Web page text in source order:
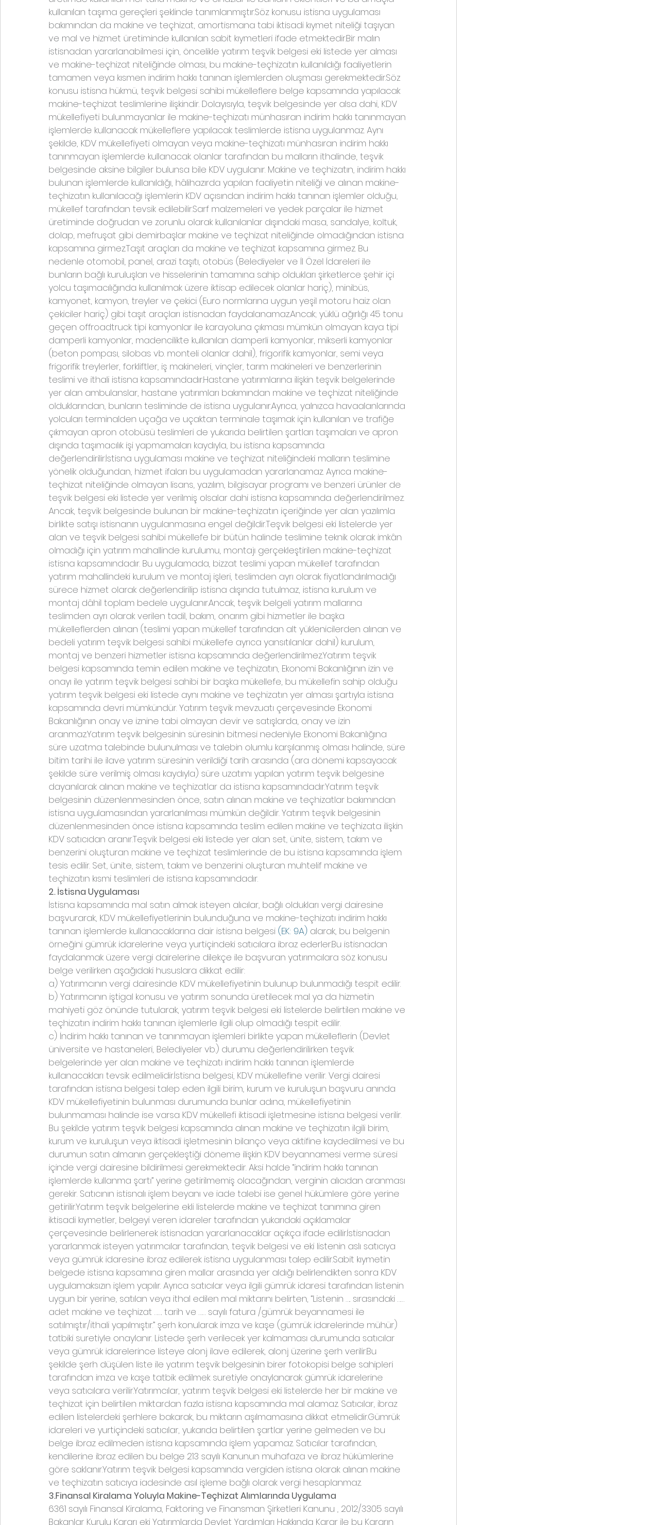
kullanılan taşıma gereçleri şeklinde tanımlanmıştır.Söz konusu istisna uygulaması
bakımından da makine ve teçhizat, amortismana tabi iktisadi kıymet niteliği taşıyan
ve mal ve hizmet üretiminde kullanılan sabit kıymetleri ifade etmektedir.Bir malın
istisnadan yararlanabilmesi için, öncelikle yatırım teşvik belgesi eki listede yer alması
ve makine-teçhizat niteliğinde olması, bu makine-teçhizatın kullanıldığı faaliyetlerin
tamamen veya kısmen indirim hakkı tanınan işlemlerden oluşması gerekmektedir.Söz
konusu istisna hükmü, teşvik belgesi sahibi mükelleflere belge kapsamında yapılacak
makine-teçhizat teslimlerine ilişkindir. Dolayısıyla, teşvik belgesinde yer alsa dahi, KDV
mükellefiyeti bulunmayanlar ile makine-teçhizatı münhasıran indirim hakkı tanınmayan
işlemlerde kullanacak mükelleflere yapılacak teslimlerde istisna uygulanmaz. Aynı
şekilde, KDV mükellefiyeti olmayan veya makine-teçhizatı münhasıran indirim hakkı
tanınmayan işlemlerde kullanacak olanlar tarafından bu malların ithalinde, teşvik
belgesinde aksine bilgiler bulunsa bile KDV uygulanır. Makine ve teçhizatın, indirim hakkı
bulunan işlemlerde kullanıldığı, hâlihazırda yapılan faaliyetin niteliği ve alınan makine-
teçhizatın kullanılacağı işlemlerin KDV açısından indirim hakkı tanınan işlemler olduğu,
mükellef tarafından tevsik edilebilir.Sarf malzemeleri ve yedek parçalar ile hizmet
üretiminde doğrudan ve zorunlu olarak kullanılanlar dışındaki masa, sandalye, koltuk,
dolap, mefruşat gibi demirbaşlar makine ve teçhizat niteliğinde olmadığından istisna
kapsamına girmez.Taşıt araçları da makine ve teçhizat kapsamına girmez. Bu
nedenle otomobil, panel, arazi taşıtı, otobüs (Belediyeler ve İl Özel İdareleri ile
bunların bağlı kuruluşları ve hisselerinin tamamına sahip oldukları şirketlerce şehir içi
yolcu taşımacılığında kullanılmak üzere iktisap edilecek olanlar hariç), minibüs,
kamyonet, kamyon, treyler ve çekici (Euro normlarına uygun yeşil motoru haiz olan
çekiciler hariç) gibi taşıt araçları istisnadan faydalanamaz.Ancak; yüklü ağırlığı 45 tonu
geçen offroadtruck tipi kamyonlar ile karayoluna çıkması mümkün olmayan kaya tipi
damperli kamyonlar, madencilikte kullanılan damperli kamyonlar, mikserli kamyonlar
(beton pompası, silobas vb. monteli olanlar dahil), frigorifik kamyonlar, semi veya
frigorifik treylerler, forkliftler, iş makineleri, vinçler, tarım makineleri ve benzerlerinin
teslimi ve ithali istisna kapsamındadır.Hastane yatırımlarına ilişkin teşvik belgelerinde
yer alan ambulanslar, hastane yatırımları bakımından makine ve teçhizat niteliğinde
olduklarından, bunların tesliminde de istisna uygulanır.Ayrıca, yalnızca havaalanlarında
yolcuları terminalden uçağa ve uçaktan terminale taşımak için kullanılan ve trafiğe
çıkmayan apron otobüsü teslimleri de yukarıda belirtilen şartları taşımaları ve apron
dışında taşımacılık işi yapmamaları kaydıyla, bu istisna kapsamında
değerlendirilir.İstisna uygulaması makine ve teçhizat niteliğindeki malların teslimine
yönelik olduğundan, hizmet ifaları bu uygulamadan yararlanamaz. Ayrıca makine-
teçhizat niteliğinde olmayan lisans, yazılım, bilgisayar programı ve benzeri ürünler de
teşvik belgesi eki listede yer verilmiş olsalar dahi istisna kapsamında değerlendirilmez.
Ancak, teşvik belgesinde bulunan bir makine-teçhizatın içeriğinde yer alan yazılımla
birlikte satışı istisnanın uygulanmasına engel değildir.Teşvik belgesi eki listelerde yer
alan ve teşvik belgesi sahibi mükellefe bir bütün halinde teslimine teknik olarak imkân
olmadığı için yatırım mahallinde kurulumu, montajı gerçekleştirilen makine-teçhizat
istisna kapsamındadır. Bu uygulamada, bizzat teslimi yapan mükellef tarafından
yatırım mahallindeki kurulum ve montaj işleri, teslimden ayrı olarak fiyatlandırılmadığı
sürece hizmet olarak değerlendirilip istisna dışında tutulmaz, istisna kurulum ve
montaj dâhil toplam bedele uygulanır.Ancak, teşvik belgeli yatırım mallarına
teslimden ayrı olarak verilen tadil, bakım, onarım gibi hizmetler ile başka
mükelleflerden alınan (teslimi yapan mükellef tarafından alt yüklenicilerden alınan ve
bedeli yatırım teşvik belgesi sahibi mükellefe ayrıca yansıtılanlar dahil) kurulum,
montaj ve benzeri hizmetler istisna kapsamında değerlendirilmez.Yatırım teşvik
belgesi kapsamında temin edilen makine ve teçhizatın, Ekonomi Bakanlığının izin ve
onayı ile yatırım teşvik belgesi sahibi bir başka mükellefe, bu mükellefin sahip olduğu
yatırım teşvik belgesi eki listede aynı makine ve teçhizatın yer alması şartıyla istisna
kapsamında devri mümkündür. Yatırım teşvik mevzuatı çerçevesinde Ekonomi
Bakanlığının onay ve iznine tabi olmayan devir ve satışlarda, onay ve izin
aranmaz.Yatırım teşvik belgesinin süresinin bitmesi nedeniyle Ekonomi Bakanlığına
süre uzatma talebinde bulunulması ve talebin olumlu karşılanmış olması halinde, süre
bitim tarihi ile ilave yatırım süresinin verildiği tarih arasında (ara dönemi kapsayacak
şekilde süre verilmiş olması kaydıyla) süre uzatımı yapılan yatırım teşvik belgesine
dayanılarak alınan makine ve teçhizatlar da istisna kapsamındadır.Yatırım teşvik
belgesinin düzenlenmesinden önce, satın alınan makine ve teçhizatlar bakımından
istisna uygulamasından yararlanılması mümkün değildir. Yatırım teşvik belgesinin
düzenlenmesinden önce istisna kapsamında teslim edilen makine ve teçhizata ilişkin
KDV satıcıdan aranır.Teşvik belgesi eki listede yer alan set, ünite, sistem, takım ve
benzerini oluşturan makine ve teçhizat teslimlerinde de bu istisna kapsamında işlem
tesis edilir. Set, ünite, sistem, takım ve benzerini oluşturan muhtelif makine ve
teçhizatın kısmi teslimleri de istisna kapsamındadır.
2. İstisna Uygulaması
İstisna kapsamında mal satın almak isteyen alıcılar, bağlı oldukları vergi dairesine
başvurarak, KDV mükellefiyetlerinin bulunduğuna ve makine-teçhizatı indirim hakkı
tanınan işlemlerde kullanacaklarına dair istisna belgesi (EK: 9A) alarak, bu belgenin
örneğini gümrük idarelerine veya yurtiçindeki satıcılara ibraz ederler.Bu istisnadan
faydalanmak üzere vergi dairelerine dilekçe ile başvuran yatırımcılara söz konusu
belge verilirken aşağıdaki hususlara dikkat edilir:
a) Yatırımcının vergi dairesinde KDV mükellefiyetinin bulunup bulunmadığı tespit edilir.
b) Yatırımcının iştigal konusu ve yatırım sonunda üretilecek mal ya da hizmetin
mahiyeti göz önünde tutularak, yatırım teşvik belgesi eki listelerde belirtilen makine ve
teçhizatın indirim hakkı tanınan işlemlerle ilgili olup olmadığı tespit edilir.
c) İndirim hakkı tanınan ve tanınmayan işlemleri birlikte yapan mükelleflerin (Devlet
üniversite ve hastaneleri, Belediyeler vb.) durumu değerlendirilirken teşvik
belgelerinde yer alan makine ve teçhizatı indirim hakkı tanınan işlemlerde
kullanacakları tevsik edilmelidir.İstisna belgesi, KDV mükellefine verilir. Vergi dairesi
tarafından istisna belgesi talep eden ilgili birim, kurum ve kuruluşun başvuru anında
KDV mükellefiyetinin bulunması durumunda bunlar adına, mükellefiyetinin
bulunmaması halinde ise varsa KDV mükellefi iktisadi işletmesine istisna belgesi verilir.
Bu şekilde yatırım teşvik belgesi kapsamında alınan makine ve teçhizatın ilgili birim,
kurum ve kuruluşun veya iktisadi işletmesinin bilanço veya aktifine kaydedilmesi ve bu
durumun satın almanın gerçekleştiği döneme ilişkin KDV beyannamesi verme süresi
içinde vergi dairesine bildirilmesi gerekmektedir. Aksi halde “indirim hakkı tanınan
işlemlerde kullanma şartı” yerine getirilmemiş olacağından, verginin alıcıdan aranması
gerekir. Satıcının istisnalı işlem beyanı ve iade talebi ise genel hükümlere göre yerine
getirilir.Yatırım teşvik belgelerine ekli listelerde makine ve teçhizat tanımına giren
iktisadi kıymetler, belgeyi veren idareler tarafından yukarıdaki açıklamalar
çerçevesinde belirlenerek istisnadan yararlanacaklar açıkça ifade edilir.İstisnadan
yararlanmak isteyen yatırımcılar tarafından, teşvik belgesi ve eki listenin aslı satıcıya
veya gümrük idaresine ibraz edilerek istisna uygulanması talep edilir.Sabit kıymetin
belgede istisna kapsamına giren mallar arasında yer aldığı belirlendikten sonra KDV
uygulamaksızın işlem yapılır. Ayrıca satıcılar veya ilgili gümrük idaresi tarafından listenin
uygun bir yerine, satılan veya ithal edilen mal miktarını belirten, “Listenin ….. sırasındaki ……
adet makine ve teçhizat ……. tarih ve …… sayılı fatura /gümrük beyannamesi ile
satılmıştır/ithali yapılmıştır.” şerh konularak imza ve kaşe (gümrük idarelerinde mühür)
tatbiki suretiyle onaylanır. Listede şerh verilecek yer kalmaması durumunda satıcılar
veya gümrük idarelerince listeye alonj ilave edilerek, alonj üzerine şerh verilir.Bu
şekilde şerh düşülen liste ile yatırım teşvik belgesinin birer fotokopisi belge sahipleri
tarafından imza ve kaşe tatbik edilmek suretiyle onaylanarak gümrük idarelerine
veya satıcılara verilir.Yatırımcılar, yatırım teşvik belgesi eki listelerde her bir makine ve
teçhizat için belirtilen miktardan fazla istisna kapsamında mal alamaz. Satıcılar, ibraz
edilen listelerdeki şerhlere bakarak, bu miktarın aşılmamasına dikkat etmelidir.Gümrük
idareleri ve yurtiçindeki satıcılar, yukarıda belirtilen şartlar yerine gelmeden ve bu
belge ibraz edilmeden istisna kapsamında işlem yapamaz. Satıcılar tarafından,
kendilerine ibraz edilen bu belge 213 sayılı Kanunun muhafaza ve ibraz hükümlerine
göre saklanır.Yatırım teşvik belgesi kapsamında vergiden istisna olarak alınan makine
ve teçhizatın satıcıya iadesinde asıl işleme bağlı olarak vergi hesaplanmaz.
3.Finansal Kiralama Yoluyla Makine-Teçhizat Alımlarında Uygulama
6361 sayılı Finansal Kiralama, Faktoring ve Finansman Şirketleri Kanunu , 2012/3305 sayılı
Bakanlar Kurulu Kararı eki Yatırımlarda Devlet Yardımları Hakkında Karar ile bu Kararın